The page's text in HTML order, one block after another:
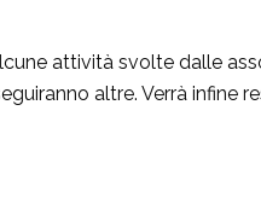
attività svolte dalle
altre. Verrà